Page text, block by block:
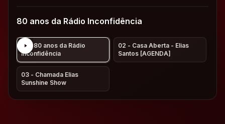
80 anos da Rádio Inconfidência
01 -80 anos da Rádio
Inconfidência
02 - Casa Aberta - Elias
Santos [AGENDA]
03 - Chamada Elias
Sunshine Show